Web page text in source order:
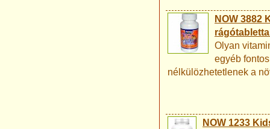
NOW 3882
Olyan
egyéb
nélkülözhetetlenek a
NOW 1233